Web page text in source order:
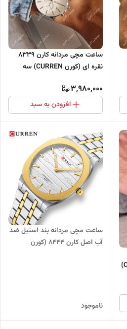
ساعت مچی مردانه کارن 8339
نقره ای (کورن CURREN) سه
3,980,000
افزودن به سبد
سرمه ای-سفید (کورن CURREN)
ساعت مچی مردانه بند استیل ضد
آب اصل کارن 8444 (کورن
ناموجود